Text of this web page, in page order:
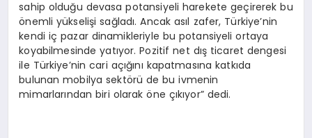
sahip olduğu devasa potansiyeli harekete geçirerek bu
önemli yükselişi sağladı. Ancak asıl zafer, Türkiye’nin
kendi iç pazar dinamikleriyle bu potansiyeli ortaya
koyabilmesinde yatıyor. Pozitif net dış ticaret dengesi
ile Türkiye’nin cari açığını kapatmasına katkıda
bulunan mobilya sektörü de bu ivmenin
mimarlarından biri olarak öne çıkıyor” dedi.